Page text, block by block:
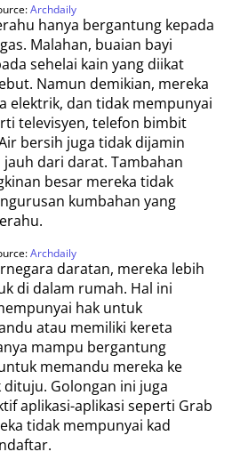
Archdaily
hanya bergantung kepada
Malahan, buaian bayi
sehelai kain yang diikat
Namun demikian, mereka
elektrik, dan tidak mempunyai
televisyen, telefon bimbit
bersih juga tidak dijamin
dari darat. Tambahan
besar mereka tidak
kumbahan yang
Archdaily
daratan, mereka lebih
di dalam rumah. Hal ini
hak untuk
atau memiliki kereta
mampu bergantung
memandu mereka ke
Golongan ini juga
aplikasi-aplikasi seperti Grab
tidak mempunyai kad